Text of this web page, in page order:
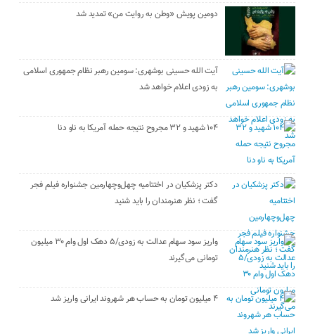
دومین پویش «وطن به روایت من» تمدید شد
آیت الله حسینی بوشهری: سومین رهبر نظام جمهوری اسلامی
به زودی اعلام خواهد شد
۱۰۴ شهید و ۳۲ مجروح نتیجه حمله آمریکا به ناو دنا
دکتر پزشکیان در اختتامیه چهل‌وچهارمین جشنواره فیلم فجر
گفت ؛ نظر هنرمندان را باید شنید
واریز سود سهام عدالت به زودی/۵ دهک اول وام ۳۰ میلیون
تومانی می‌گیرند
۴ میلیون تومان به حساب هر شهروند ایرانی واریز شد